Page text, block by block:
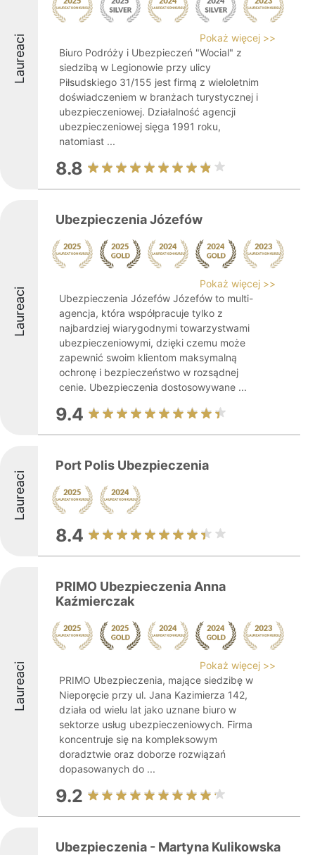
Laureaci
Pokaż więcej >>
Biuro Podróży i Ubezpieczeń "Wocial" z
siedzibą w Legionowie przy ulicy
Piłsudskiego 31/155 jest firmą z wieloletnim
doświadczeniem w branżach turystycznej i
ubezpieczeniowej. Działalność agencji
ubezpieczeniowej sięga 1991 roku,
natomiast ...
8.8
Laureaci
Ubezpieczenia Józefów
Pokaż więcej >>
Ubezpieczenia Józefów Józefów to multi-
agencja, która współpracuje tylko z
najbardziej wiarygodnymi towarzystwami
ubezpieczeniowymi, dzięki czemu może
zapewnić swoim klientom maksymalną
ochronę i bezpieczeństwo w rozsądnej
cenie. Ubezpieczenia dostosowywane ...
9.4
Laureaci
Port Polis Ubezpieczenia
8.4
Laureaci
PRIMO Ubezpieczenia Anna
Kaźmierczak
Pokaż więcej >>
PRIMO Ubezpieczenia, mające siedzibę w
Nieporęcie przy ul. Jana Kazimierza 142,
działa od wielu lat jako uznane biuro w
sektorze usług ubezpieczeniowych. Firma
koncentruje się na kompleksowym
doradztwie oraz doborze rozwiązań
dopasowanych do ...
9.2
Ubezpieczenia - Martyna Kulikowska